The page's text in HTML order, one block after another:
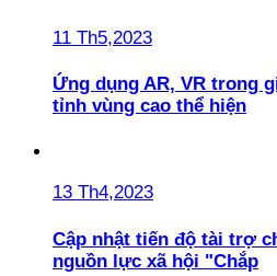
11 Th5,2023
Ứng dụng AR, VR trong
tỉnh vùng cao thể hiện
13 Th4,2023
Cập nhật tiến độ tài trợ
nguồn lực xã hội "Chắp